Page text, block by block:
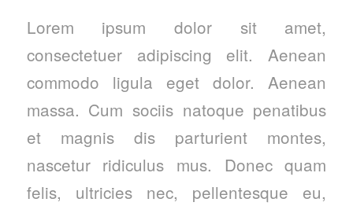
Lorem ipsum dolor sit amet,
consectetuer adipiscing elit. Aenean
commodo ligula eget dolor. Aenean
massa. Cum sociis natoque penatibus
et magnis dis parturient montes,
nascetur ridiculus mus. Donec quam
felis, ultricies nec, pellentesque eu,